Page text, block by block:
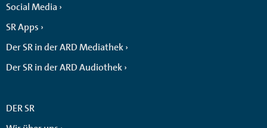
Social Media
SR Apps
Der SR in der ARD Mediathek
Der SR in der ARD Audiothek
DER SR